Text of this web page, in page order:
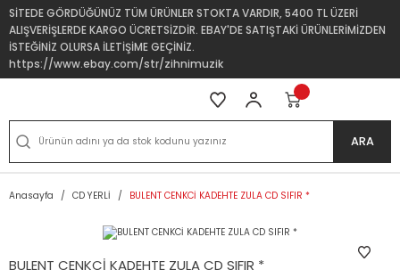
SİTEDE GÖRDÜĞÜNÜZ TÜM ÜRÜNLER STOKTA VARDIR, 5400 TL ÜZERİ
ALIŞVERİŞLERDE KARGO ÜCRETSİZDİR. EBAY'DE SATIŞTAKİ ÜRÜNLERİMİZDEN
İSTEĞİNİZ OLURSA İLETİŞİME GEÇİNİZ.
https://www.ebay.com/str/zihnimuzik
ARA
Anasayfa CD YERLİ BULENT CENKCİ KADEHTE ZULA CD SIFIR *
BULENT CENKCİ KADEHTE ZULA CD SIFIR *